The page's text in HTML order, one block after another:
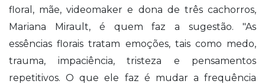
floral, mãe, videomaker e dona de três cachorros,
Mariana Mirault, é quem faz a sugestão. "As
essências florais tratam emoções, tais como medo,
trauma, impaciência, tristeza e pensamentos
repetitivos. O que ele faz é mudar a frequência